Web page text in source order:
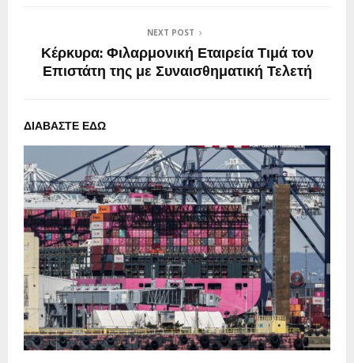
NEXT POST
Κέρκυρα: Φιλαρμονική Εταιρεία Τιμά τον
Επιστάτη της με Συναισθηματική Τελετή
ΔΙΑΒΑΣΤΕ ΕΔΩ